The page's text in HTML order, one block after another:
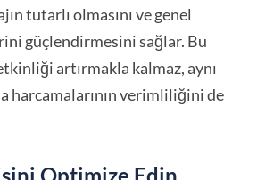
tutarlı olmasını ve genel
güçlendirmesini sağlar. Bu
artırmakla kalmaz, aynı
harcamalarının verimliliğini de